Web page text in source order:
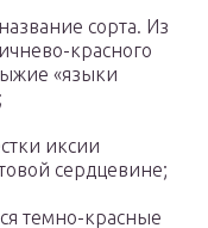
сорта. Из
красного
«языки
иксии
сердцевине;
темно-красные